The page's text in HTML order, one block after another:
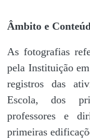
Âmbito e
As fotografias
pela Instituição
registros das
Escola, dos
professores e
primeiras